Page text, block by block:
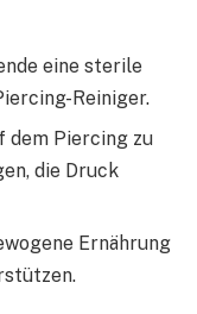
eine sterile
Reiniger.
dem Piercing zu
die Druck
Ernährung